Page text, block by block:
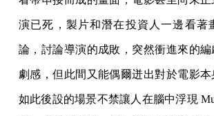
演已死，製片和潛在投資人一邊看著
論，討論導演的成敗，突然衝進來的編
劇感，但此間又能偶爾迸出對於電影本
如此後設的場景不禁讓人在腦中浮現